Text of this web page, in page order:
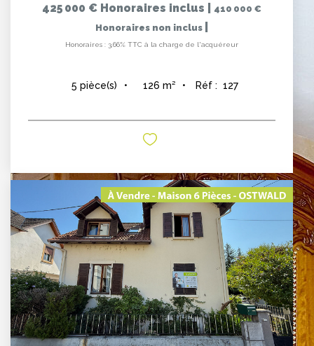
425 000 € Honoraires inclus
410 000 €
Honoraires non inclus
Honoraires : 3,66% TTC à la charge de l'acquéreur
5 pièce(s) 126 m² Réf : 127